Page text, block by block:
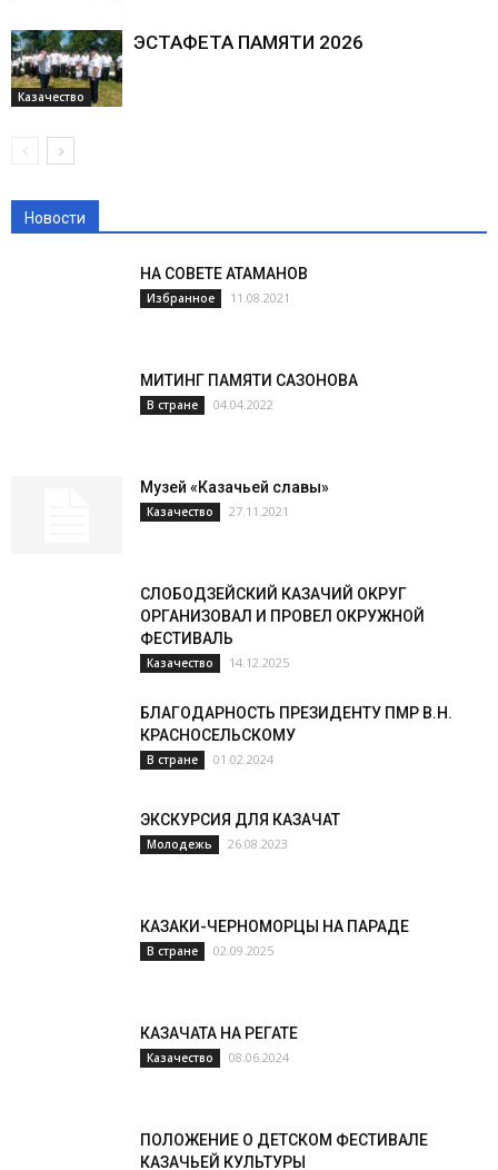
Казачество
ЭСТАФЕТА ПАМЯТИ 2026
Новости
НА СОВЕТЕ АТАМАНОВ
Избранное 11.08.2021
МИТИНГ ПАМЯТИ САЗОНОВА
В стране 04.04.2022
Музей «Казачьей славы»
Казачество 27.11.2021
СЛОБОДЗЕЙСКИЙ КАЗАЧИЙ ОКРУГ
ОРГАНИЗОВАЛ И ПРОВЕЛ ОКРУЖНОЙ
ФЕСТИВАЛЬ
Казачество 14.12.2025
БЛАГОДАРНОСТЬ ПРЕЗИДЕНТУ ПМР В.Н.
КРАСНОСЕЛЬСКОМУ
В стране 01.02.2024
ЭКСКУРСИЯ ДЛЯ КАЗАЧАТ
Молодежь 26.08.2023
КАЗАКИ-ЧЕРНОМОРЦЫ НА ПАРАДЕ
В стране 02.09.2025
КАЗАЧАТА НА РЕГАТЕ
Казачество 08.06.2024
ПОЛОЖЕНИЕ О ДЕТСКОМ ФЕСТИВАЛЕ
КАЗАЧЬЕЙ КУЛЬТУРЫ